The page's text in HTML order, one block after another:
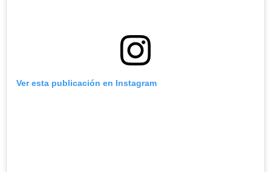
Ver esta publicación en Instagram